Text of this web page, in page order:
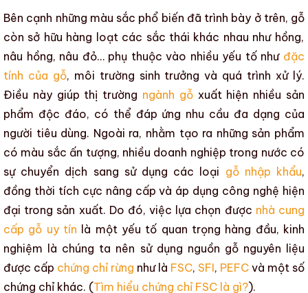
Bên cạnh những màu sắc phổ biến đã trình bày ở trên, gỗ
còn sở hữu hàng loạt các sắc thái khác nhau như hồng,
nâu hồng, nâu đỏ… phụ thuộc vào nhiều yếu tố như đặc
tính của gỗ, môi trường sinh trưởng và quá trình xử lý.
Điều này giúp thị trường ngành gỗxuất hiện nhiều sản
phẩm độc đáo, có thể đáp ứng nhu cầu đa dạng của
người tiêu dùng. Ngoài ra, nhằm tạo ra những sản phẩm
có màu sắc ấn tượng, nhiều doanh nghiệp trong nước có
sự chuyển dịch sang sử dụng các loại gỗ nhập khẩu,
đồng thời tích cực nâng cấp và áp dụng công nghệ hiện
đại trong sản xuất. Do đó, việc lựa chọn được nhà cung
cấp gỗ uy tín là một yếu tố quan trọng hàng đầu, kinh
nghiệm là chúng ta nên sử dụng nguồn gỗ nguyên liệu
được cấp chứng chỉ rừng như là FSC, SFI, PEFC và một số
chứng chỉ khác. (Tìm hiểu chứng chỉ FSC là gì?).